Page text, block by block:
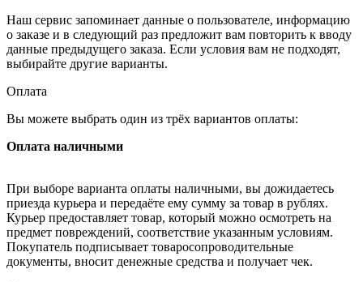
Наш сервис запоминает данные о пользователе, информацию
о заказе и в следующий раз предложит вам повторить к вводу
данные предыдущего заказа. Если условия вам не подходят,
выбирайте другие варианты.
Оплата
Вы можете выбрать один из трёх вариантов оплаты:
Оплата наличными
При выборе варианта оплаты наличными, вы дожидаетесь
приезда курьера и передаёте ему сумму за товар в рублях.
Курьер предоставляет товар, который можно осмотреть на
предмет повреждений, соответствие указанным условиям.
Покупатель подписывает товаросопроводительные
документы, вносит денежные средства и получает чек.